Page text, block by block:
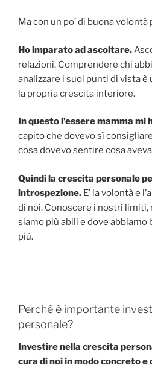
Ma con un po’ di buona
Ho imparato ad ascoltare.
relazioni. Comprendere chi
analizzare i suoi punti di vista
la propria crescita interiore.
In questo l’essere mamma
capito che dovevo sì
cosa dovevo sentire cosa
Quindi la crescita personale
introspezione. E’ la volontà e
di noi. Conoscere i nostri limiti,
siamo più abili e dove abbiamo
più.
Perché è importante
personale?
Investire nella crescita
cura di noi in modo concreto e